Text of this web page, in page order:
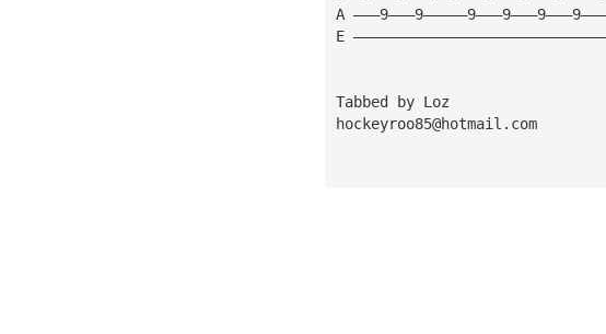
A
E
Tabbed by Loz
hockeyroo85@hotmail.com